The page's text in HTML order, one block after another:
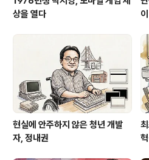
상을 열다
현실에 안주하지 않은 청년 개발
자, 정내권